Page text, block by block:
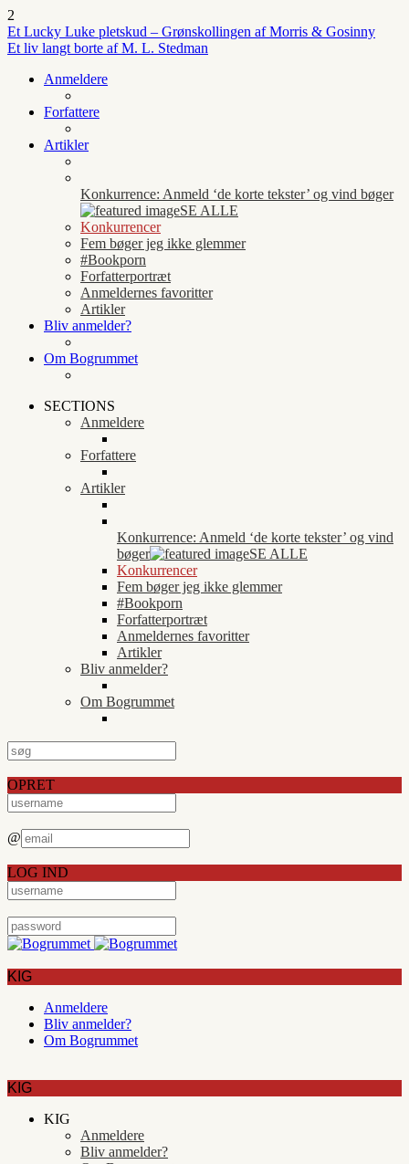
2
Et Lucky Luke pletskud – Grønskollingen af Morris & Gosinny
Et liv langt borte af M. L. Stedman
Anmeldere
Forfattere
Artikler
Konkurrence: Anmeld ‘de korte tekster’ og vind bøger
SE ALLE
Konkurrencer
Fem bøger jeg ikke glemmer
#Bookporn
Forfatterportræt
Anmeldernes favoritter
Artikler
Bliv anmelder?
Om Bogrummet
SECTIONS
Anmeldere
Forfattere
Artikler
Konkurrence: Anmeld ‘de korte tekster’ og vind
bøger
SE ALLE
Konkurrencer
Fem bøger jeg ikke glemmer
#Bookporn
Forfatterportræt
Anmeldernes favoritter
Artikler
Bliv anmelder?
Om Bogrummet
OPRET
@
LOG IND
KIG
Anmeldere
Bliv anmelder?
Om Bogrummet
KIG
KIG
Anmeldere
Bliv anmelder?